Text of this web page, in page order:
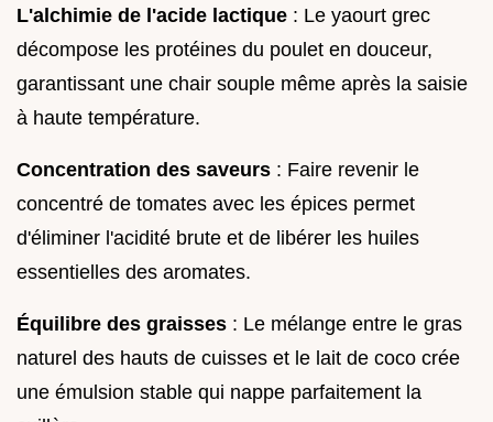
L'alchimie de l'acide lactique : Le yaourt grec
décompose les protéines du poulet en douceur,
garantissant une chair souple même après la saisie
à haute température.
Concentration des saveurs : Faire revenir le
concentré de tomates avec les épices permet
d'éliminer l'acidité brute et de libérer les huiles
essentielles des aromates.
Équilibre des graisses : Le mélange entre le gras
naturel des hauts de cuisses et le lait de coco crée
une émulsion stable qui nappe parfaitement la